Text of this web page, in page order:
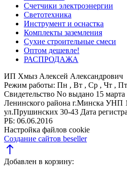
Счетчики электроэнергии
Светотехника
Инструмент и оснастка
Комплекты заземления
Сухие строительные смеси
Оптом дешевле!
РАСПРОДАЖА
ИП Хмыз Алексей Александрович
Режим работы: Пн , Вт , Ср , Чт ,
Свидетельство No выдано 15
Ленинского района г.Минска УНП
ул.Прушинских 30-43 Дата
РБ: 06.06.2016
Настройка файлов cookie
Создание сайтов beseller
north
Добавлен в корзину: